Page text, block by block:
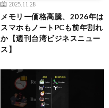
2025.11.28
メモリー価格高騰、2026年は
スマホもノートPCも前年割れ
か【週刊台湾ビジネスニュー
ス】